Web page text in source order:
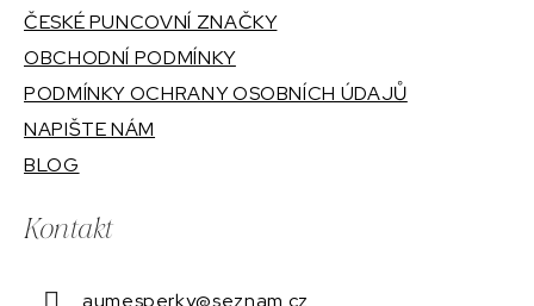
ČESKÉ PUNCOVNÍ ZNAČKY
OBCHODNÍ PODMÍNKY
PODMÍNKY OCHRANY OSOBNÍCH ÚDAJŮ
NAPIŠTE NÁM
BLOG
Kontakt
aumesperky@seznam.cz